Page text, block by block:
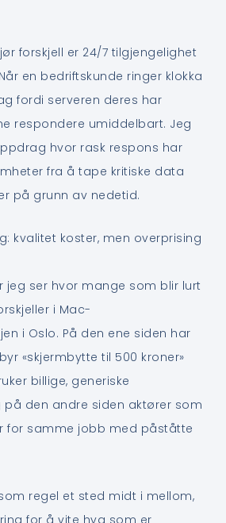
forskjell er 24/7 tilgjengelighet
en bedriftskunde ringer klokka
fordi serveren deres har
respondere umiddelbart. Jeg
hvor rask respons har
fra å tape kritiske data
på grunn av nedetid.
kvalitet koster, men overprising
jeg ser hvor mange som blir lurt
i Mac-
i Oslo. På den ene siden har
«skjermbytte til 500 kroner»
billige, generiske
på den andre siden aktører som
for samme jobb med påståtte
regel et sted midt i mellom,
for å vite hva som er